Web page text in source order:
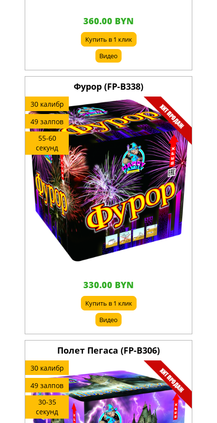
360.00 BYN
Купить в 1 клик
Видео
Фурор (FP-B338)
30 калибр
49 залпов
55-60
секунд
330.00 BYN
Купить в 1 клик
Видео
Полет Пегаса (FP-B306)
30 калибр
49 залпов
30-35
секунд